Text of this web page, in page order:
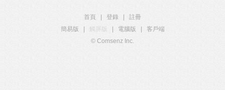
首頁 登錄
註冊
簡易版
觸屏版 電腦版
客戶端
© Comsenz Inc.